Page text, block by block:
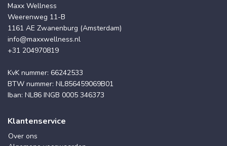
Maxx Wellness
Weerenweg 11-B
1161 AE Zwanenburg (Amsterdam)
info@maxxwellness.nl
+31 204970819
KvK nummer: 66242533
BTW nummer: NL856459069B01
Iban: NL86 INGB 0005 346373
Klantenservice
Over ons